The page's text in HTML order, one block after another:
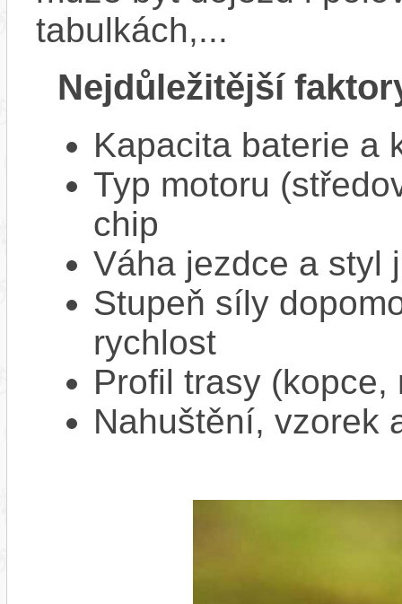
tabulkách,...
Nejdůležitější
Kapacita baterie a
Typ motoru
chip
Váha jezdce a styl
Stupeň síly
rychlost
Profil trasy
Nahuštění, vzorek